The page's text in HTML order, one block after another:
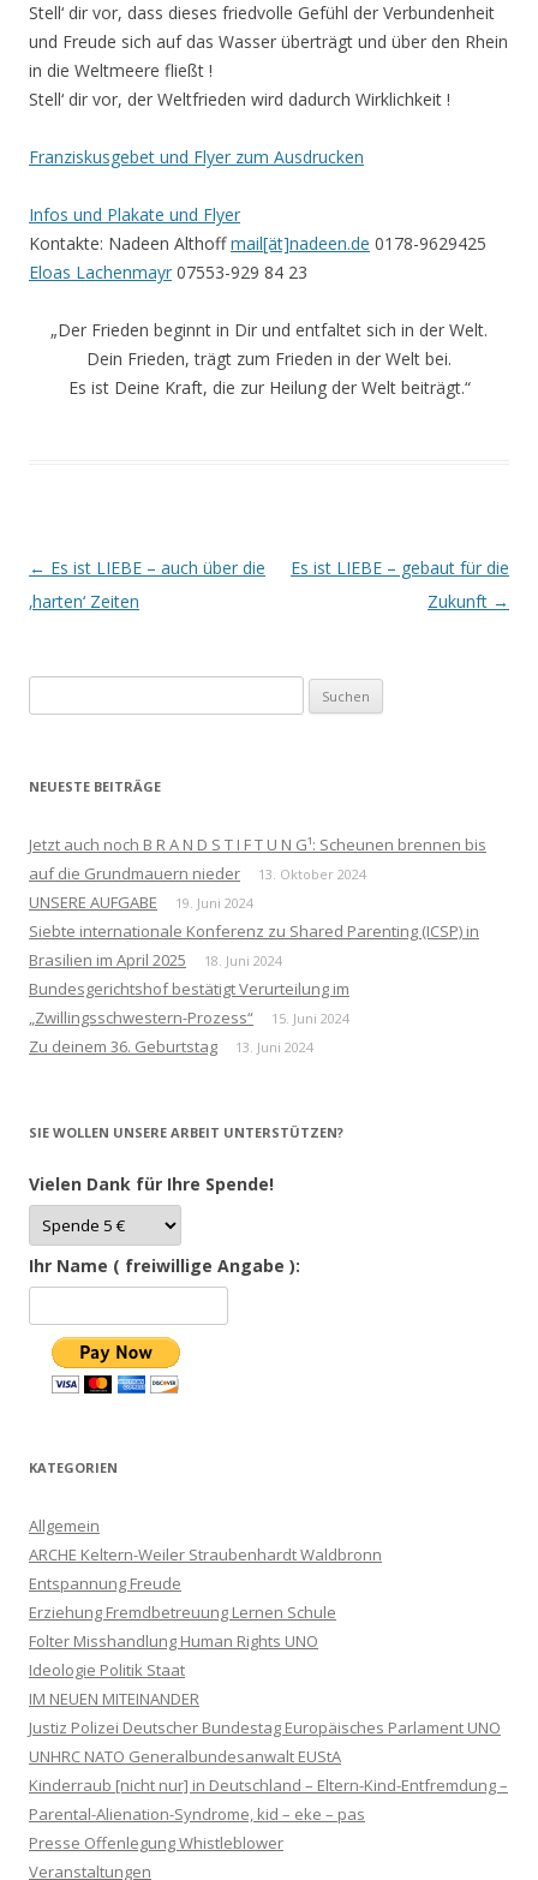
Stell‘ dir vor, dass dieses friedvolle Gefühl der Verbundenheit
und Freude sich auf das Wasser überträgt und über den Rhein
in die Weltmeere fließt !
Stell‘ dir vor, der Weltfrieden wird dadurch Wirklichkeit !
Franziskusgebet und Flyer zum Ausdrucken
Infos und Plakate und Flyer
Kontakte: Nadeen Althoffmail[ät]nadeen.de 0178-9629425
Eloas Lachenmayr 07553-929 84 23
„Der Frieden beginnt in Dir und entfaltet sich in der Welt.
Dein Frieden, trägt zum Frieden in der Welt bei.
Es ist Deine Kraft, die zur Heilung der Welt beiträgt.“
Beitrags-
Navigation
← Es ist LIEBE – auch über die
‚harten‘ Zeiten
Es ist LIEBE – gebaut für die
Zukunft →
nach:
NEUESTE BEITRÄGE
Jetzt auch noch B R A N D S T I F T U N G¹: Scheunen brennen bis
auf die Grundmauern nieder
13. Oktober 2024
UNSERE AUFGABE 19. Juni 2024
Siebte internationale Konferenz zu Shared Parenting (ICSP) in
Brasilien im April 2025
18. Juni 2024
Bundesgerichtshof bestätigt Verurteilung im
„Zwillingsschwestern-Prozess“
15. Juni 2024
Zu deinem 36. Geburtstag 13. Juni 2024
SIE WOLLEN UNSERE ARBEIT UNTERSTÜTZEN?
Vielen Dank für Ihre Spende!
Ihr Name ( freiwillige Angabe ):
KATEGORIEN
Allgemein
ARCHE Keltern-Weiler Straubenhardt Waldbronn
Entspannung Freude
Erziehung Fremdbetreuung Lernen Schule
Folter Misshandlung Human Rights UNO
Ideologie Politik Staat
IM NEUEN MITEINANDER
Justiz Polizei Deutscher Bundestag Europäisches Parlament UNO
UNHRC NATO Generalbundesanwalt EUStA
Kinderraub [nicht nur] in Deutschland – Eltern-Kind-Entfremdung –
Parental-Alienation-Syndrome, kid – eke – pas
Presse Offenlegung Whistleblower
Veranstaltungen